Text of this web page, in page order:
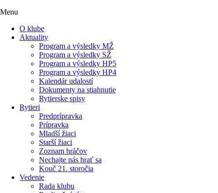
Menu
O klube
Aktuality
Program a výsledky MŽ
Program a výsledky SŽ
Program a výsledky HP5
Program a výsledky HP4
Kalendár udalostí
Dokumenty na stiahnutie
Rytierske spisy
Rytieri
Predprípravka
Prípravka
Mladší žiaci
Starší žiaci
Zoznam hráčov
Nechajte nás hrať sa
Kouč 21. storočia
Vedenie
Rada klubu